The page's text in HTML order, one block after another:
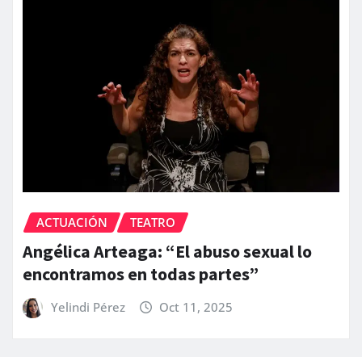
ACTUACIÓN TEATRO
Angélica Arteaga: “El abuso sexual lo
encontramos en todas partes”
Yelindi Pérez Oct 11, 2025